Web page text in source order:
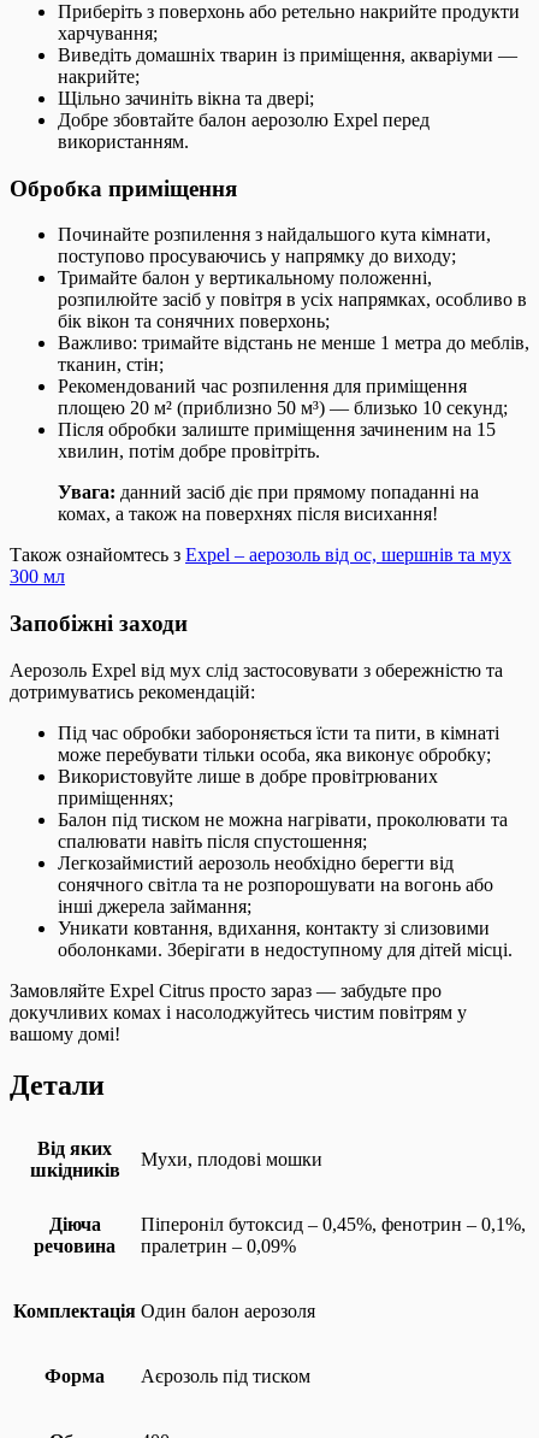
Приберіть з поверхонь або ретельно накрийте продукти
харчування;
Виведіть домашніх тварин із приміщення, акваріуми —
накрийте;
Щільно зачиніть вікна та двері;
Добре збовтайте балон аерозолю Expel перед
використанням.
Обробка приміщення
Починайте розпилення з найдальшого кута кімнати,
поступово просуваючись у напрямку до виходу;
Тримайте балон у вертикальному положенні,
розпилюйте засіб у повітря в усіх напрямках, особливо в
бік вікон та сонячних поверхонь;
Важливо: тримайте відстань не менше 1 метра до меблів,
тканин, стін;
Рекомендований час розпилення для приміщення
площею 20 м² (приблизно 50 м³) — близько 10 секунд;
Після обробки залиште приміщення зачиненим на 15
хвилин, потім добре провітріть.
Увага: данний засіб діє при прямому попаданні на
комах, а також на поверхнях після висихання!
Також ознайомтесь з Expel – аерозоль від ос, шершнів та мух
300 мл
Запобіжні заходи
Аерозоль Expel від мух слід застосовувати з обережністю та
дотримуватись рекомендацій:
Під час обробки забороняється їсти та пити, в кімнаті
може перебувати тільки особа, яка виконує обробку;
Використовуйте лише в добре провітрюваних
приміщеннях;
Балон під тиском не можна нагрівати, проколювати та
спалювати навіть після спустошення;
Легкозаймистий аерозоль необхідно берегти від
сонячного світла та не розпорошувати на вогонь або
інші джерела займання;
Уникати ковтання, вдихання, контакту зі слизовими
оболонками. Зберігати в недоступному для дітей місці.
Замовляйте Expel Citrus просто зараз — забудьте про
докучливих комах і насолоджуйтесь чистим повітрям у
вашому домі!
Детали
Від яких
шкідників
Мухи, плодові мошки
Діюча
речовина
Піпероніл бутоксид – 0,45%, фенотрин – 0,1%,
пралетрин – 0,09%
Комплектація Один балон аерозоля
Форма Аєрозоль під тиском